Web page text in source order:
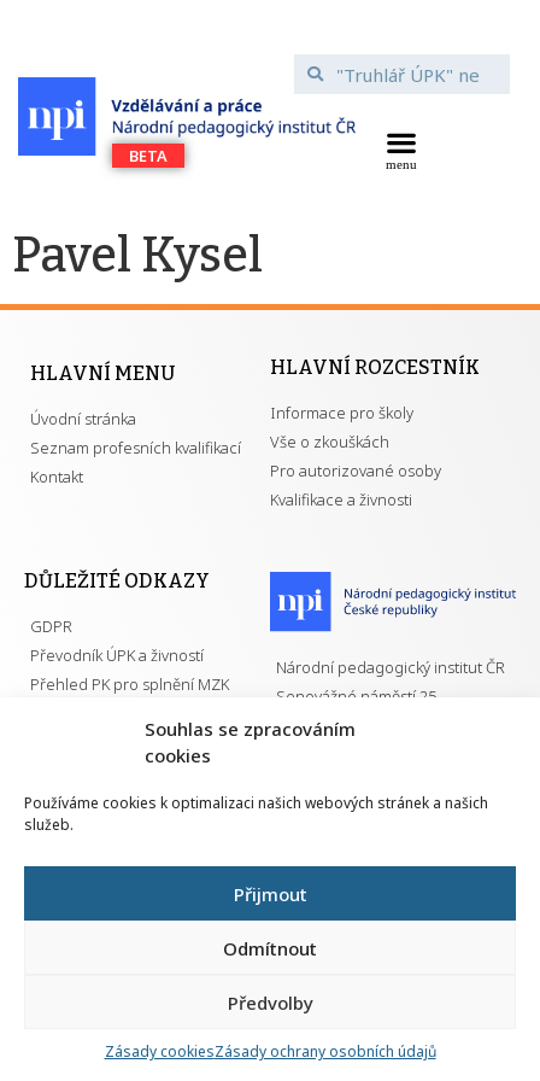
Souhlas se zpracováním
cookies
Používáme cookies k optimalizaci našich webových stránek a našich
služeb.
Přijmout
Odmítnout
Předvolby
Zásady cookiesZásady ochrany osobních údajů
Pavel Kysel
HLAVNÍ MENU
Úvodní stránka
Seznam profesních kvalifikací
Kontakt
HLAVNÍ ROZCESTNÍK
Informace pro školy
Vše o zkouškách
Pro autorizované osoby
Kvalifikace a živnosti
DŮLEŽITÉ ODKAZY
GDPR
Převodník ÚPK a živností
Přehled PK pro splnění MZK
Národní pedagogický institut ČR
Senovážné náměstí 25
110 00 Praha 1